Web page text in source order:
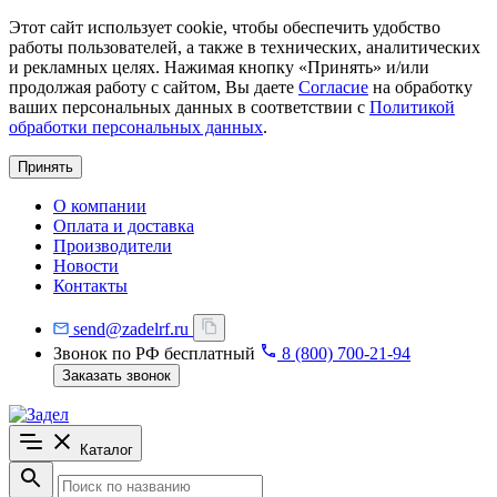
Этот сайт использует cookie, чтобы обеспечить удобство
работы пользователей, а также в технических, аналитических
и рекламных целях. Нажимая кнопку «Принять» и/или
продолжая работу с сайтом, Вы даете Согласие на обработку
ваших персональных данных в соответствии с Политикой
обработки персональных данных.
Принять
О компании
Оплата и доставка
Производители
Новости
Контакты
send@zadelrf.ru
Звонок по РФ бесплатный
8 (800) 700-21-94
Заказать звонок
Каталог